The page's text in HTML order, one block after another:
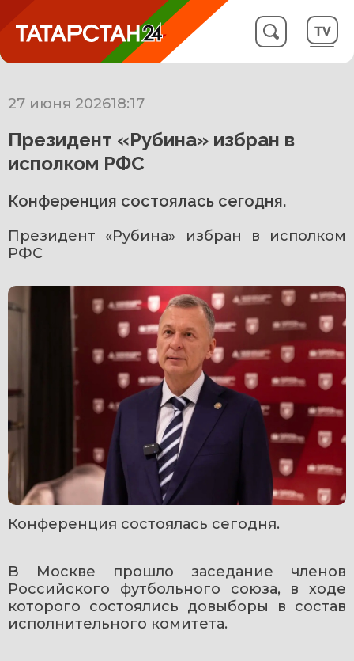
27 июня 202618:17
Президент «Рубина» избран в
исполком РФС
Конференция состоялась сегодня.
Президент «Рубина» избран в исполком
РФС
Конференция состоялась сегодня.
В Москве прошло заседание членов
Российского футбольного союза, в ходе
которого состоялись довыборы в состав
исполнительного комитета.